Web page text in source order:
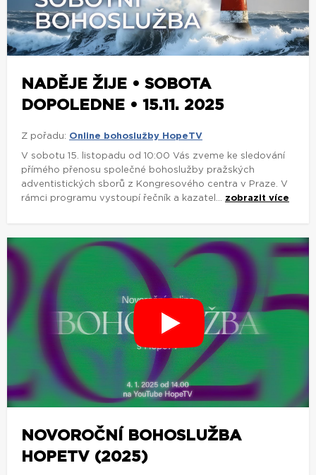
NADĚJE ŽIJE • SOBOTA
DOPOLEDNE • 15.11. 2025
Z pořadu: Online bohoslužby HopeTV
V sobotu 15. listopadu od 10:00 Vás zveme ke sledování
přímého přenosu společné bohoslužby pražských
adventistických sborů z Kongresového centra v Praze. V
rámci programu vystoupí řečník a kazatel... zobrazit více
NOVOROČNÍ BOHOSLUŽBA
HOPETV (2025)